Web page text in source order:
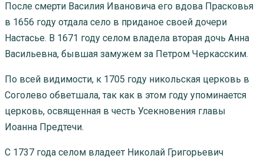
После смерти Василия Ивановича его вдова Прасковья
в 1656 году отдала село в приданое своей дочери
Настасье. В 1671 году селом владела вторая дочь Анна
Васильевна, бывшая замужем за Петром Черкасским.
По всей видимости, к 1705 году никольская церковь в
Соголево обветшала, так как в этом году упоминается
церковь, освященная в честь Усекновения главы
Иоанна Предтечи.
С 1737 года селом владеет Николай Григорьевич